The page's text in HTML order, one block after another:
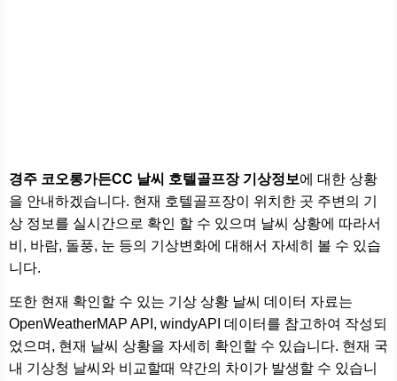
경주 코오롱가든CC 날씨 호텔골프장 기상정보에 대한 상황
을 안내하겠습니다. 현재 호텔골프장이 위치한 곳 주변의 기
상 정보를 실시간으로 확인 할 수 있으며 날씨 상황에 따라서
비, 바람, 돌풍, 눈 등의 기상변화에 대해서 자세히 볼 수 있습
니다.
또한 현재 확인할 수 있는 기상 상황 날씨 데이터 자료는
OpenWeatherMAP API, windyAPI 데이터를 참고하여 작성되
었으며, 현재 날씨 상황을 자세히 확인할 수 있습니다. 현재 국
내 기상청 날씨와 비교할때 약간의 차이가 발생할 수 있습니